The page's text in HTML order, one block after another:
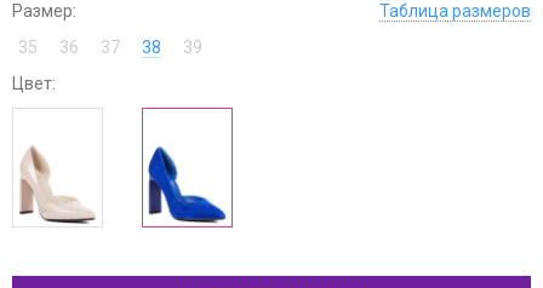
Размер:
Таблица размеров
35
36 37 38
39
Цвет: